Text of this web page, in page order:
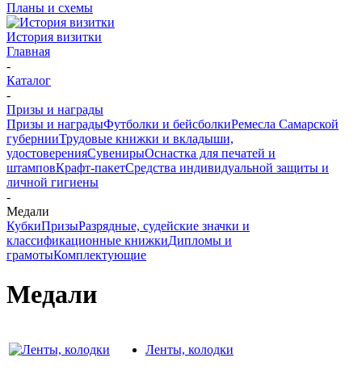
Планы и схемы
История визитки
Главная
-
Каталог
-
Призы и награды
Призы и наградыФутболки и бейсболкиРемесла Самарской
губернииТрудовые книжки и вкладыши,
удостоверенияСувенирыОснастка для печатей и
штамповКрафт-пакетСредства индивидуальной защиты и
личной гигиены
-
Медали
КубкиПризыРазрядные, судейские значки и
классификационные книжкиДипломы и
грамотыКомплектующие
Медали
Ленты, колодки